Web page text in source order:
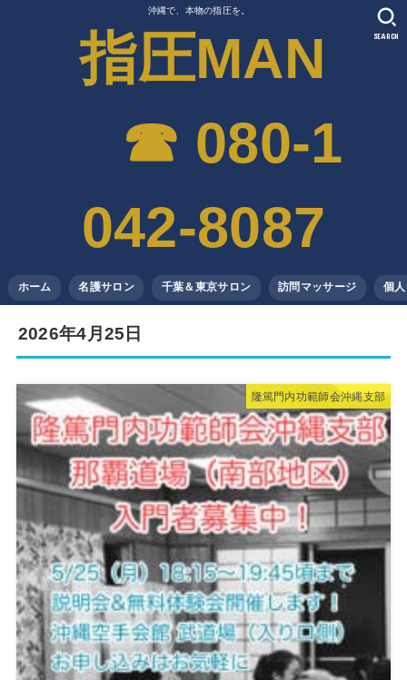
沖縄で、本物の指圧を。
指圧MAN
☎︎ 080-1
042-8087
ホーム 名護サロン 千葉＆東京サロン 訪問マッサージ 個
SEARCH
2026年4月25日
隆篤門内功範師会沖縄支部